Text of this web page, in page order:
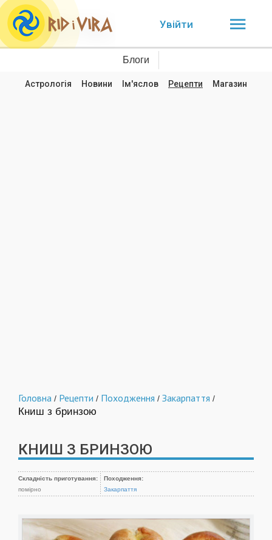
Увійти
Блоги
Астрологія Новини Ім'яслов Рецепти Магазин
Головна / Рецепти / Походження / Закарпаття /
Книш з бринзою
КНИШ З БРИНЗОЮ
Складність приготування:
помірно
Походження:
Закарпаття